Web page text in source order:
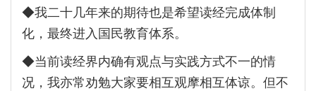
◆我二十几年来的期待也是希望读经完成体制
化，最终进入国民教育体系。
◆当前读经界内确有观点与实践方式不一的情
况，我亦常劝勉大家要相互观摩相互体谅。但不